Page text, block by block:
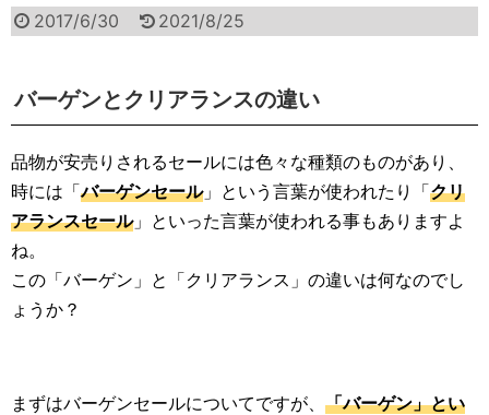
2017/6/30 2021/8/25
バーゲンとクリアランスの違い
品物が安売りされるセールには色々な種類のものがあり、
時には「バーゲンセール」という言葉が使われたり「クリ
アランスセール」といった言葉が使われる事もありますよ
ね。
この「バーゲン」と「クリアランス」の違いは何なのでし
ょうか？
まずはバーゲンセールについてですが、 「バーゲン」とい
面白い雑学
ためになる雑学
食べ物雑学
動物雑学
歴史雑学